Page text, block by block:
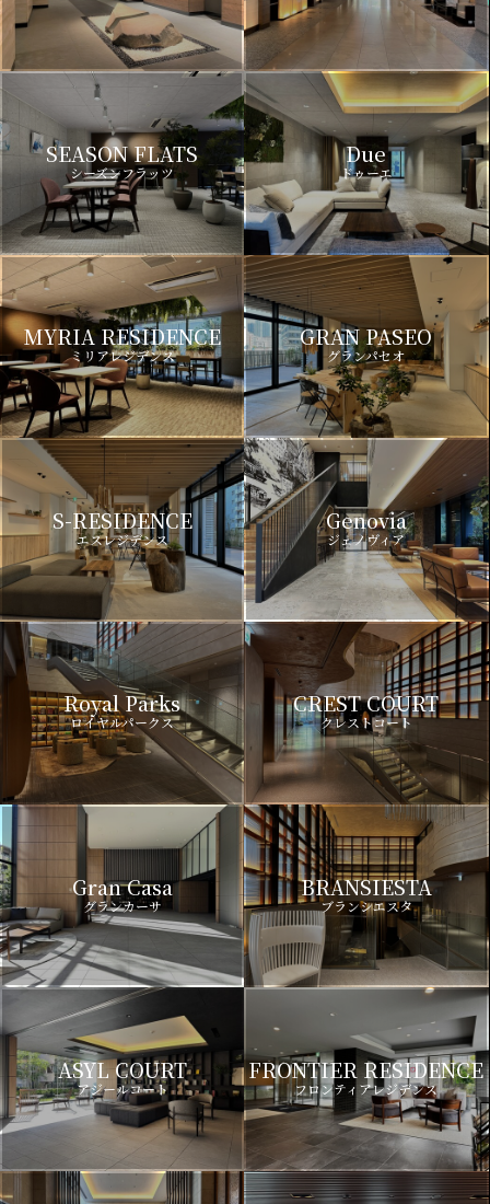
SEASON FLATS
シーズンフラッツ
Due
ドゥーエ
MYRIA RESIDENCE
ミリアレジデンス
GRAN PASEO
グランパセオ
S-RESIDENCE
エスレジデンス
Genovia
ジェノヴィア
Royal Parks
ロイヤルパークス
CREST COURT
クレストコート
Gran Casa
グランカーサ
BRANSIESTA
ブランシエスタ
ASYL COURT
アジールコート
FRONTIER RESIDENCE
フロンティアレジデンス